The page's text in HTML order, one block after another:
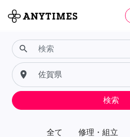
全て 修理・組立
search
place
検索